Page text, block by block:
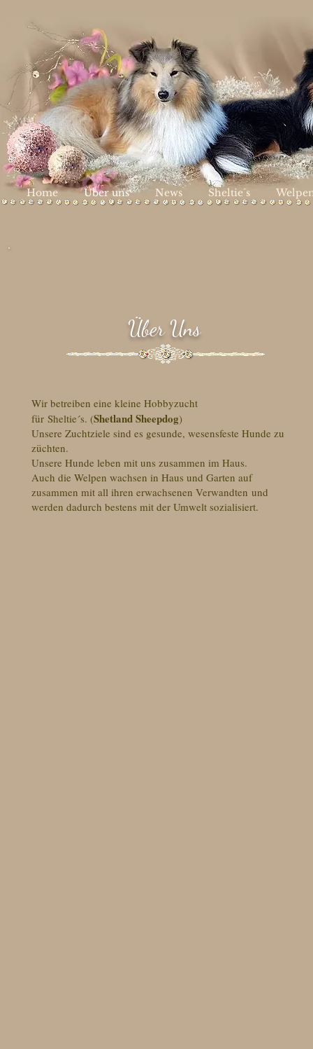
Home Über uns News Sheltie´s
Über Uns
Wir betreiben eine kleine Hobbyzucht
für Sheltie´s. (Shetland Sheepdog)
Unsere Zuchtziele sind es gesunde, wesensfeste Hunde zu
züchten.
Unsere Hunde leben mit uns zusammen im Haus.
Auch die Welpen wachsen in Haus und Garten auf
zusammen mit all ihren erwachsenen Verwandten und
werden dadurch bestens mit der Umwelt sozialisiert.